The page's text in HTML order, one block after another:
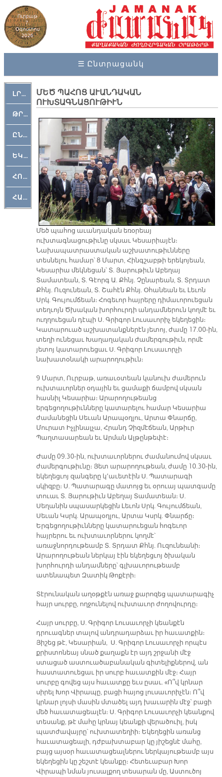
Ուրբաթ
7,
Օգոստոս
2026
☰ Ընտրացանկ
ԼՐԱՀՈՍ
ԹՐՔԱՀԱՅ ԿԵԱՆՔ
ԸՆԿԵՐԱՄՇԱԿՈՒԹԱՅԻՆ
ԵԿԵՂԵՑԱԿԱՆ
ՀՈԳԵՄՏԱՒՈՐ
ՀԱՐԹԱԿ
ՄԵԾ ՊԱՀՈՑ ԱՒԱՆԴԱԿԱՆ
ՈՒԽՏԱԳՆԱՑՈՒԹԻՒՆ
Մեծ պահոց աւանդական եռօրեայ
ուխտագնացութիւնը սկսաւ Կեսարիայէն։
Նախապատրաստական աշխատութիւնները
տեսնելու համար՝ 8 Մարտ, Հինգշաբթի երեկոյեան,
Կեսարիա մեկնեցան՝ Տ. Յարութիւն Աբեղայ
Տամատեան, Տ. Գէորգ Ա. Քհնյ. Չընարեան, Տ. Տրդատ
Քհնյ. Ուզունեան, Տ. Շահէն Քհնյ. Օհանեան եւ Լեւոն
Սրկ. Գույումճեան։ Հոգեւոր հայրերը դիմաւորուեցան
տեղւոյն Ծխական խորհուրդի անդամներուն կողմէ եւ
ուղղուեցան դէպի Ս. Գրիգոր Լուսաւորիչ եկեղեցին։
Կատարուած աշխատանքներէն յետոյ, ժամը 17.00-ին,
տեղի ունեցաւ Խաղաղական ժամերգութիւն, որմէ
յետոյ կատարուեցաւ Ս. Գրիգոր Լուսաւորչի
նախատօնակի արարողութիւն։
9 Մարտ, Ուրբաթ, առաւօտեան կանուխ ժամերուն
ուխտաւորներ օդային եւ ցամաքի ճամբով սկսան
հասնիլ Կեսարիա։ Արարողութեանց
երգեցողութիւնները կատարելու համար Կեսարիա
ժամանեցին Սեւան Արապօղլու, Արտա Փնարճը,
Մուրատ Իչլինալչա, Հրանդ Չիզմէճեան, Արթիւր
Պաղտասարեան եւ Արման Ալթընթեփէ։
Ժամը 09.30-ին, ուխտաւորներու ժամանումով սկսաւ
ժամերգութիւնը։ Յետ արարողութեան, ժամը 10.30-ին,
եկեղեցւոյ զանգերը կ՚աւետէին Ս. Պատարագի
սկիզբը։ Ս. Պատարագը մատոյց եւ օրուայ պատգամը
տուաւ Տ. Յարութիւն Աբեղայ Տամատեան։ Ս.
Սեղանին սպասարկեցին Լեւոն Սրկ. Գույումճեան,
Սեւան Կսրկ. Արապօղլու, Արտա Կսրկ. Փնարճը։
Երգեցողութիւնները կատարուեցան հոգեւոր
հայրերու եւ ուխտաւորներու կողմէ՝
առաջնորդութեամբ Տ. Տրդատ Քհնյ. Ուզունեանի։
Արարողութեան ներկայ էին եկեղեցւոյ ծխական
խորհուրդի անդամները՝ գլխաւորութեամբ
ատենապետ Զատիկ Թոքէրի։
Տէրունական աղօթքէն առաջ քարոզեց պատարագիչ
հայր սուրբը, ողջունելով ուխտաւոր ժողովուրդը։
Հայր սուրբը, Ս. Գրիգոր Լուսաւորչի կեանքէն
դրուագներ տալով անդրադարձաւ իր հաւատքին։
Յիշեց թէ, Կեսարիան, Ս. Գրիգոր Լուսաւորչի որպէս
քրիստոնեայ սնած քաղաքն էր այդ շրջանի մէջ
ստացած աստուածաբանական գիտելիքներով, ան
հաստատուեցաւ իր սուրբ հաւատքին մէջ։ Հայր
սուրբը գովեց այս հաւատքը եւս ըսաւ. «Ո՞վ կրնար
սիրել Խոր Վիրապը, բացի հայոց լուսաւորիչէն։ Ո՞վ
կրնար լոյսի մասին մտածել այդ խաւարին մէջ՝ բացի
մեծ հաւատացեալէն։ Ս. Գրիգոր Լուսաւորչի կեանքով
տեսանք, թէ մահը կրնայ կեանքի վերածուիլ, իսկ
պատժավայրը՝ ուխտատեղիի։ Եկեղեցին առանց
հաւատացեալի, դժբախտաբար կը յիշեցնէ մահը,
բայց այսօր հաւատացեալներու ներկայութեամբ այս
եկեղեցին կը շեշտէ կեանքը։ Հետեւաբար Խոր
Վիրապի նման յուսալքող տեսարան մը, Աստուծոյ